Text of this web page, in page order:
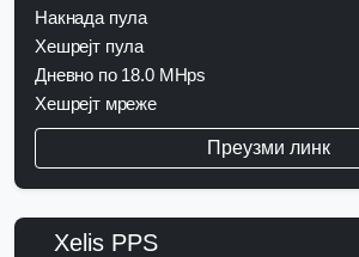
Накнада пула
Хешрејт пула
Дневно по 18.0 MHps
Хешрејт мреже
Преузми линк
Xelis PPS